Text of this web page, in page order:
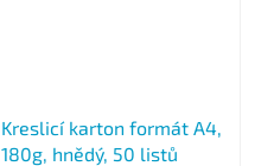
Kreslicí karton formát A4,
180g, hnědý, 50 listů